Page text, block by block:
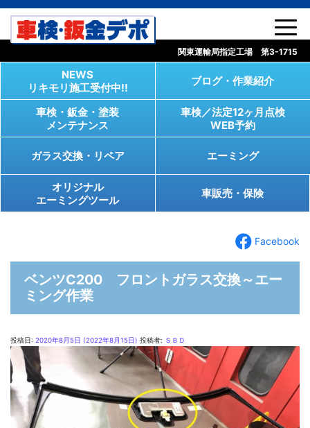
コンテンツへスキップ
関東運輸局指定工場 第3-1715
NEWS
リキモリ施工受付中!!
ブログ・作業紹介
車検・鈑金・塗装
メンテナンス
車検／法定12ヶ月点検
WEB予約
ガラス交換・リペア エーミング
オリジナル
エーミングツール
車販売・保険
Facebook
ベンツC200 フロントガラス交換～エー
ミング作業
投稿日: 2020年8月5日 (2022年8月15日) 投稿者: ＳＢＤ